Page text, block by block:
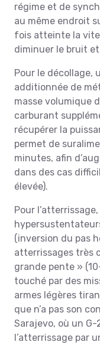
régime et de
au même endroit
fois atteinte la
diminuer le bruit
Pour le décollage,
additionnée de
masse volumique
carburant
récupérer la
permet de
minutes, afin
dans des cas
élevée).
Pour
(inversion du pas
atterrissages très
grande pente »
touché par des
armes légères
que n’a pas son
Sarajevo, où un
l’atterrissage par